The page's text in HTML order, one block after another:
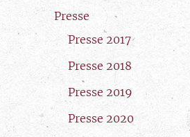
Presse
Presse 2017
Presse 2018
Presse 2019
Presse 2020